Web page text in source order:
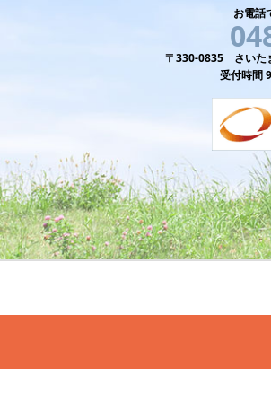
お電話
〒330-0835 さいた
受付時間